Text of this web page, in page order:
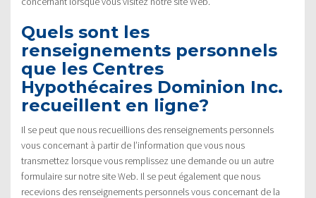
Quels sont les
renseignements personnels
que les Centres
Hypothécaires Dominion Inc.
recueillent en ligne?
Il se peut que nous recueillions des renseignements personnels
vous concernant à partir de l’information que vous nous
transmettez lorsque vous remplissez une demande ou un autre
formulaire sur notre site Web. Il se peut également que nous
recevions des renseignements personnels vous concernant de la